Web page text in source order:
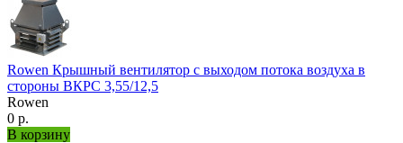
Rowen Крышный вентилятор с выходом потока воздуха в
стороны ВКРС 3,55/12,5
Rowen
0 р.
В корзину